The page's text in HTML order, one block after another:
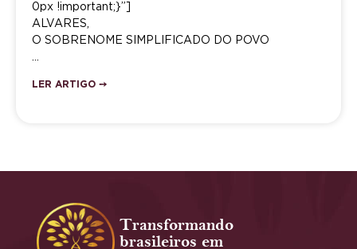
0px !important;}”]
ALVARES,
O SOBRENOME SIMPLIFICADO DO POVO
LER ARTIGO ➙
Transformando
brasileiros em